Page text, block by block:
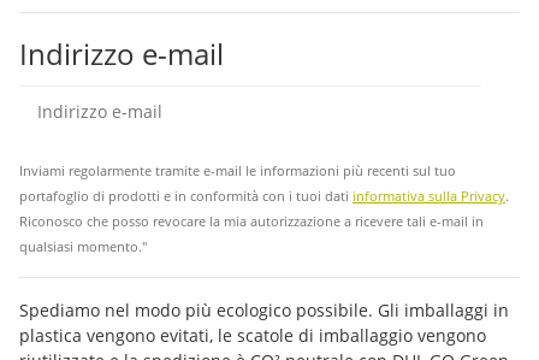
Indirizzo e-mail
Inviami regolarmente tramite e-mail le informazioni più recenti sul tuo
portafoglio di prodotti e in conformità con i tuoi dati informativa sulla Privacy.
Riconosco che posso revocare la mia autorizzazione a ricevere tali e-mail in
qualsiasi momento."
Spediamo nel modo più ecologico possibile. Gli imballaggi in
plastica vengono evitati, le scatole di imballaggio vengono